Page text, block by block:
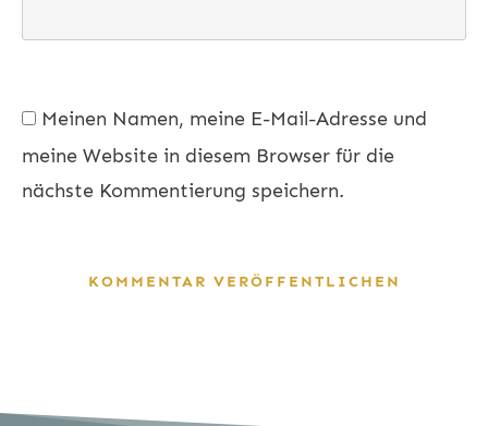
Meinen Namen, meine E-Mail-Adresse und
meine Website in diesem Browser für die
nächste Kommentierung speichern.
KOMMENTAR VERÖFFENTLICHEN